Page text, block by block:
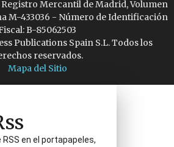
Registro Mercantil de Madrid, Volumen
M-433036 - Número de Identificación
B-85062503
Publications Spain S.L. Todos los
reservados.
Mapa del Sitio
en el portapapeles,